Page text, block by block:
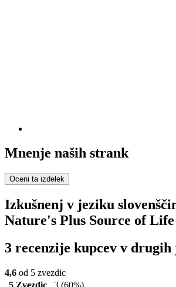
Mnenje naših strank
Oceni ta izdelek
Izkušnenj v jeziku
Nature's Plus Source of
3 recenzije kupcev v
4,6 od 5 zvezdic
5 Zvezdic
3 (60%)